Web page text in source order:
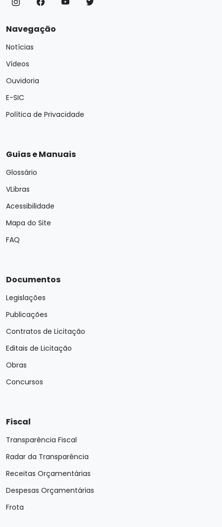
Navegação
Notícias
Vídeos
Ouvidoria
E-SIC
Política de Privacidade
Guias e Manuais
Glossário
VLibras
Acessibilidade
Mapa do Site
FAQ
Documentos
Legislações
Publicações
Contratos de Licitação
Editais de Licitação
Obras
Concursos
Fiscal
Transparência Fiscal
Radar da Transparência
Receitas Orçamentárias
Despesas Orçamentárias
Frota